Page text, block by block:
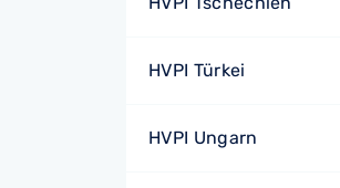
HVPI Türkei
HVPI Ungarn